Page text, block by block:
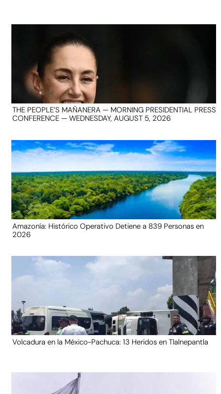
THE PEOPLE’S MAÑANERA — MORNING PRESIDENTIAL PRESS
CONFERENCE — WEDNESDAY, AUGUST 5, 2026
Amazonía: Histórico Operativo Detiene a 839 Personas en
2026
Volcadura en la México-Pachuca: 13 Heridos en Tlalnepantla